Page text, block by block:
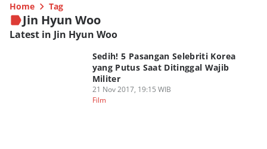
Home Tag
Jin Hyun Woo
Latest in Jin Hyun Woo
Sedih! 5 Pasangan Selebriti Korea
yang Putus Saat Ditinggal Wajib
Militer
21 Nov 2017, 19:15 WIB
Film